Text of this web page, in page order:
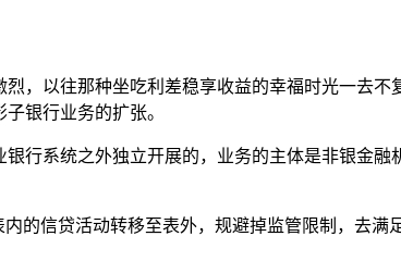
，以往那种坐吃利差稳享收益的幸福时光一去
银行业务的扩张。
行系统之外独立开展的，业务的主体是非银金
的信贷活动转移至表外，规避掉监管限制，去